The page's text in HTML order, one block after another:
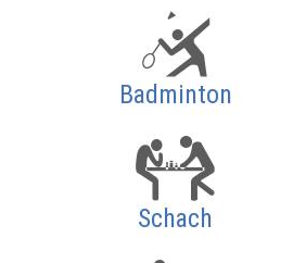
Badminton
Schach